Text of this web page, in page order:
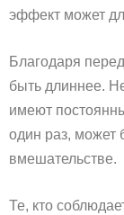
эффект может
Благодаря
быть длиннее.
имеют
один раз, может
вмешательстве.
Те, кто